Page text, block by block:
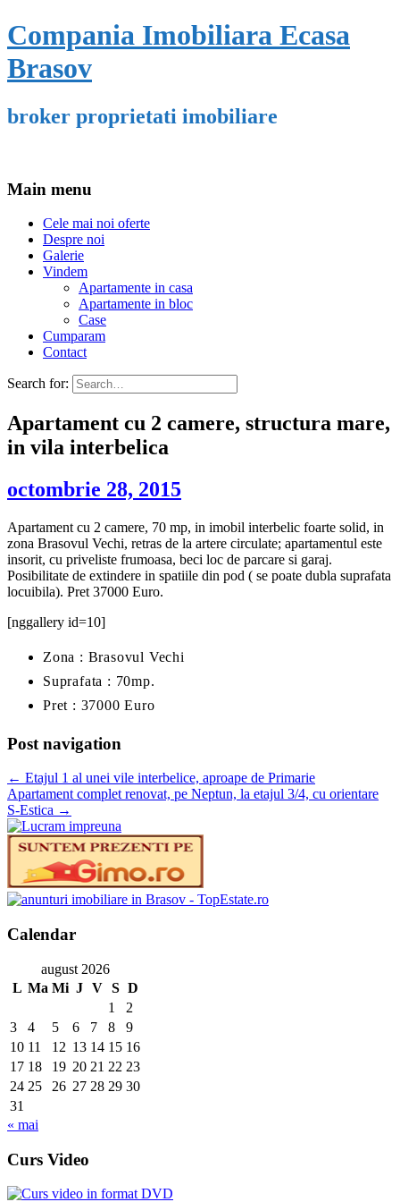
Compania Imobiliara Ecasa
Brasov
broker proprietati imobiliare
Main menu
Cele mai noi oferte
Despre noi
Galerie
Vindem
Apartamente in casa
Apartamente in bloc
Case
Cumparam
Contact
Search for:
Apartament cu 2 camere, structura mare,
in vila interbelica
octombrie 28, 2015
Apartament cu 2 camere, 70 mp, in imobil interbelic foarte solid, in
zona Brasovul Vechi, retras de la artere circulate; apartamentul este
insorit, cu priveliste frumoasa, beci loc de parcare si garaj.
Posibilitate de extindere in spatiile din pod ( se poate dubla suprafata
locuibila). Pret 37000 Euro.
[nggallery id=10]
Zona : Brasovul Vechi
Suprafata : 70mp.
Pret : 37000 Euro
Post navigation
← Etajul 1 al unei vile interbelice, aproape de Primarie
Apartament complet renovat, pe Neptun, la etajul 3/4, cu orientare
S-Estica →
Calendar
august 2026
L Ma Mi J V S D
1
2
3
4 5 6 7 8
9
10 11 12 13 14 15 16
17 18 19 20 21 22 23
24 25 26 27 28 29 30
31
« mai
Curs Video